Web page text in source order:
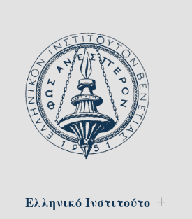
Ελληνικό Ινστιτούτο